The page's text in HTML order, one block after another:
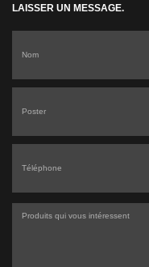
LAISSER UN MESSAGE.